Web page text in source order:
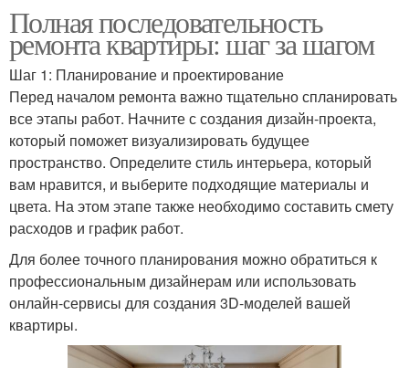
Полная последовательность
ремонта квартиры: шаг за шагом
Шаг 1: Планирование и проектирование
Перед началом ремонта важно тщательно спланировать
все этапы работ. Начните с создания дизайн-проекта,
который поможет визуализировать будущее
пространство. Определите стиль интерьера, который
вам нравится, и выберите подходящие материалы и
цвета. На этом этапе также необходимо составить смету
расходов и график работ.
Для более точного планирования можно обратиться к
профессиональным дизайнерам или использовать
онлайн-сервисы для создания 3D-моделей вашей
квартиры.